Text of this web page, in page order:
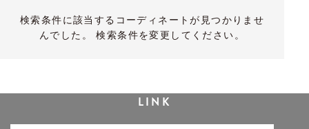
検索条件に該当するコーディネートが見つかりませ
んでした。 検索条件を変更してください。
LINK